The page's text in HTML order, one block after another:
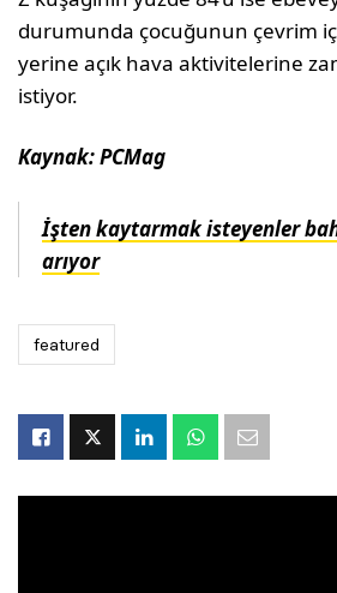
durumunda çocuğunun çevrim
yerine açık hava aktivitelerine
istiyor.
Kaynak: PCMag
İşten kaytarmak isteyenler
arıyor
featured